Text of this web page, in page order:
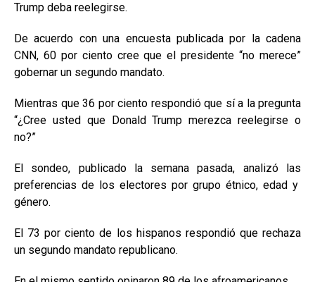
Trump deba reelegirse.
De acuerdo con una encuesta publicada por la cadena
CNN, 60 por ciento cree que el presidente “no merece”
gobernar un segundo mandato.
Mientras que 36 por ciento respondió que sí a la pregunta
“¿Cree usted que Donald Trump merezca reelegirse o
no?”
El sondeo, publicado la semana pasada, analizó las
preferencias de los electores por grupo étnico, edad y
género.
El 73 por ciento de los hispanos respondió que rechaza
un segundo mandato republicano.